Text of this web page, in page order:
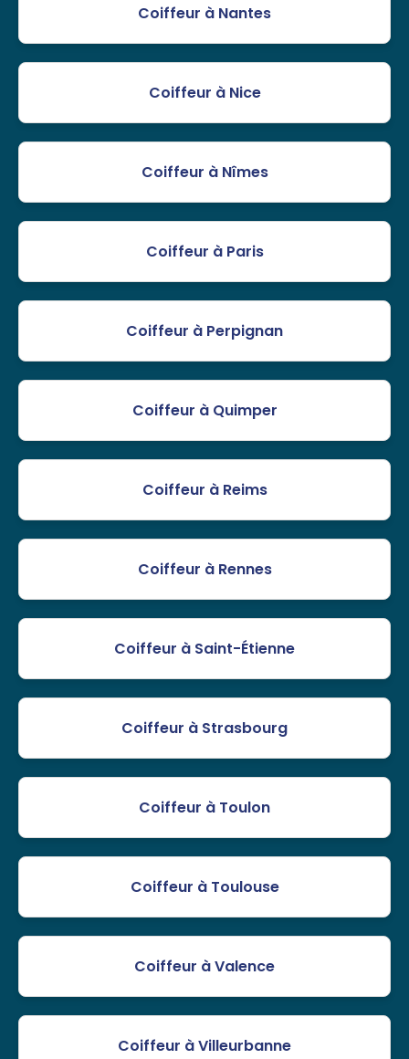
Coiffeur à Nantes
Coiffeur à Nice
Coiffeur à Nîmes
Coiffeur à Paris
Coiffeur à Perpignan
Coiffeur à Quimper
Coiffeur à Reims
Coiffeur à Rennes
Coiffeur à Saint-Étienne
Coiffeur à Strasbourg
Coiffeur à Toulon
Coiffeur à Toulouse
Coiffeur à Valence
Coiffeur à Villeurbanne